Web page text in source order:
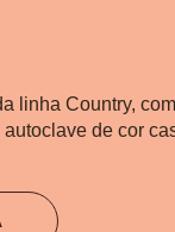
linha Country,
de cor